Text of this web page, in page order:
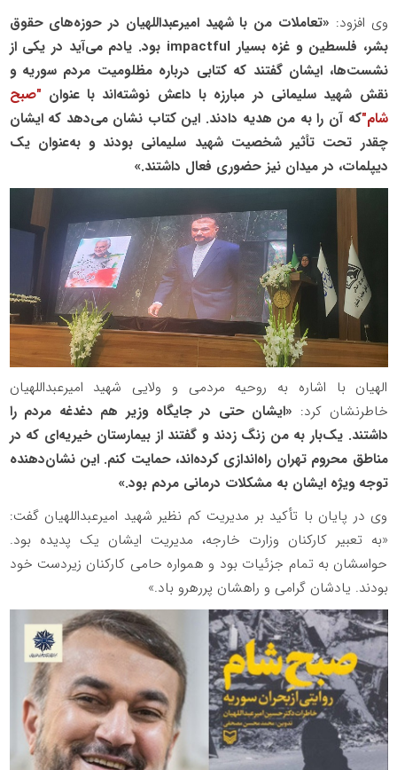
وی افزود: «تعاملات من با شهید امیرعبداللهیان در حوزه‌های حقوق
بشر، فلسطین و غزه بسیار impactful بود. یادم می‌آید در یکی از
نشست‌ها، ایشان گفتند که کتابی درباره مظلومیت مردم سوریه و
نقش شهید سلیمانی در مبارزه با داعش نوشته‌اند با عنوان "صبح
شام"که آن را به من هدیه دادند. این کتاب نشان می‌دهد که ایشان
چقدر تحت تأثیر شخصیت شهید سلیمانی بودند و به‌عنوان یک
دیپلمات، در میدان نیز حضوری فعال داشتند.»
الهیان با اشاره به روحیه مردمی و ولایی شهید امیرعبداللهیان
خاطرنشان کرد: «ایشان حتی در جایگاه وزیر هم دغدغه مردم را
داشتند. یک‌بار به من زنگ زدند و گفتند از بیمارستان خیریه‌ای که در
مناطق محروم تهران راه‌اندازی کرده‌اند، حمایت کنم. این نشان‌دهنده
توجه ویژه ایشان به مشکلات درمانی مردم بود.»
وی در پایان با تأکید بر مدیریت کم نظیر شهید امیرعبداللهیان گفت:
«به تعبیر کارکنان وزارت خارجه، مدیریت ایشان یک پدیده بود.
حواسشان به تمام جزئیات بود و همواره حامی کارکنان زیردست خود
بودند. یادشان گرامی و راهشان پررهرو باد.»